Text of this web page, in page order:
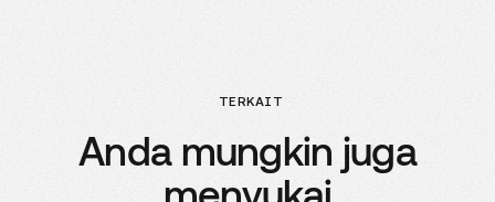
TERKAIT
Anda mungkin juga
menyukai